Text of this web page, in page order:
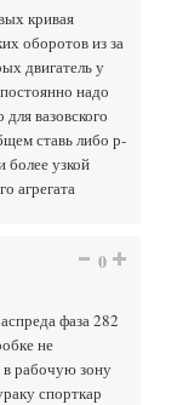
кривая
оборотов из за
двигатель у
надо
вазовского
ставь либо р-
более узкой
агрегата
0
фаза 282
не
в рабочую зону
спорткар